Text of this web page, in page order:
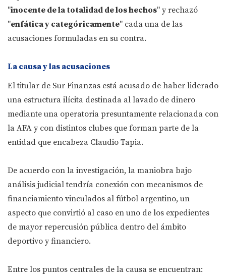
"inocente de la totalidad de los hechos" y rechazó
"enfática y categóricamente" cada una de las
acusaciones formuladas en su contra.
La causa y las acusaciones
El titular de Sur Finanzas está acusado de haber liderado
una estructura ilícita destinada al lavado de dinero
mediante una operatoria presuntamente relacionada con
la AFA y con distintos clubes que forman parte de la
entidad que encabeza Claudio Tapia.
De acuerdo con la investigación, la maniobra bajo
análisis judicial tendría conexión con mecanismos de
financiamiento vinculados al fútbol argentino, un
aspecto que convirtió al caso en uno de los expedientes
de mayor repercusión pública dentro del ámbito
deportivo y financiero.
Entre los puntos centrales de la causa se encuentran: